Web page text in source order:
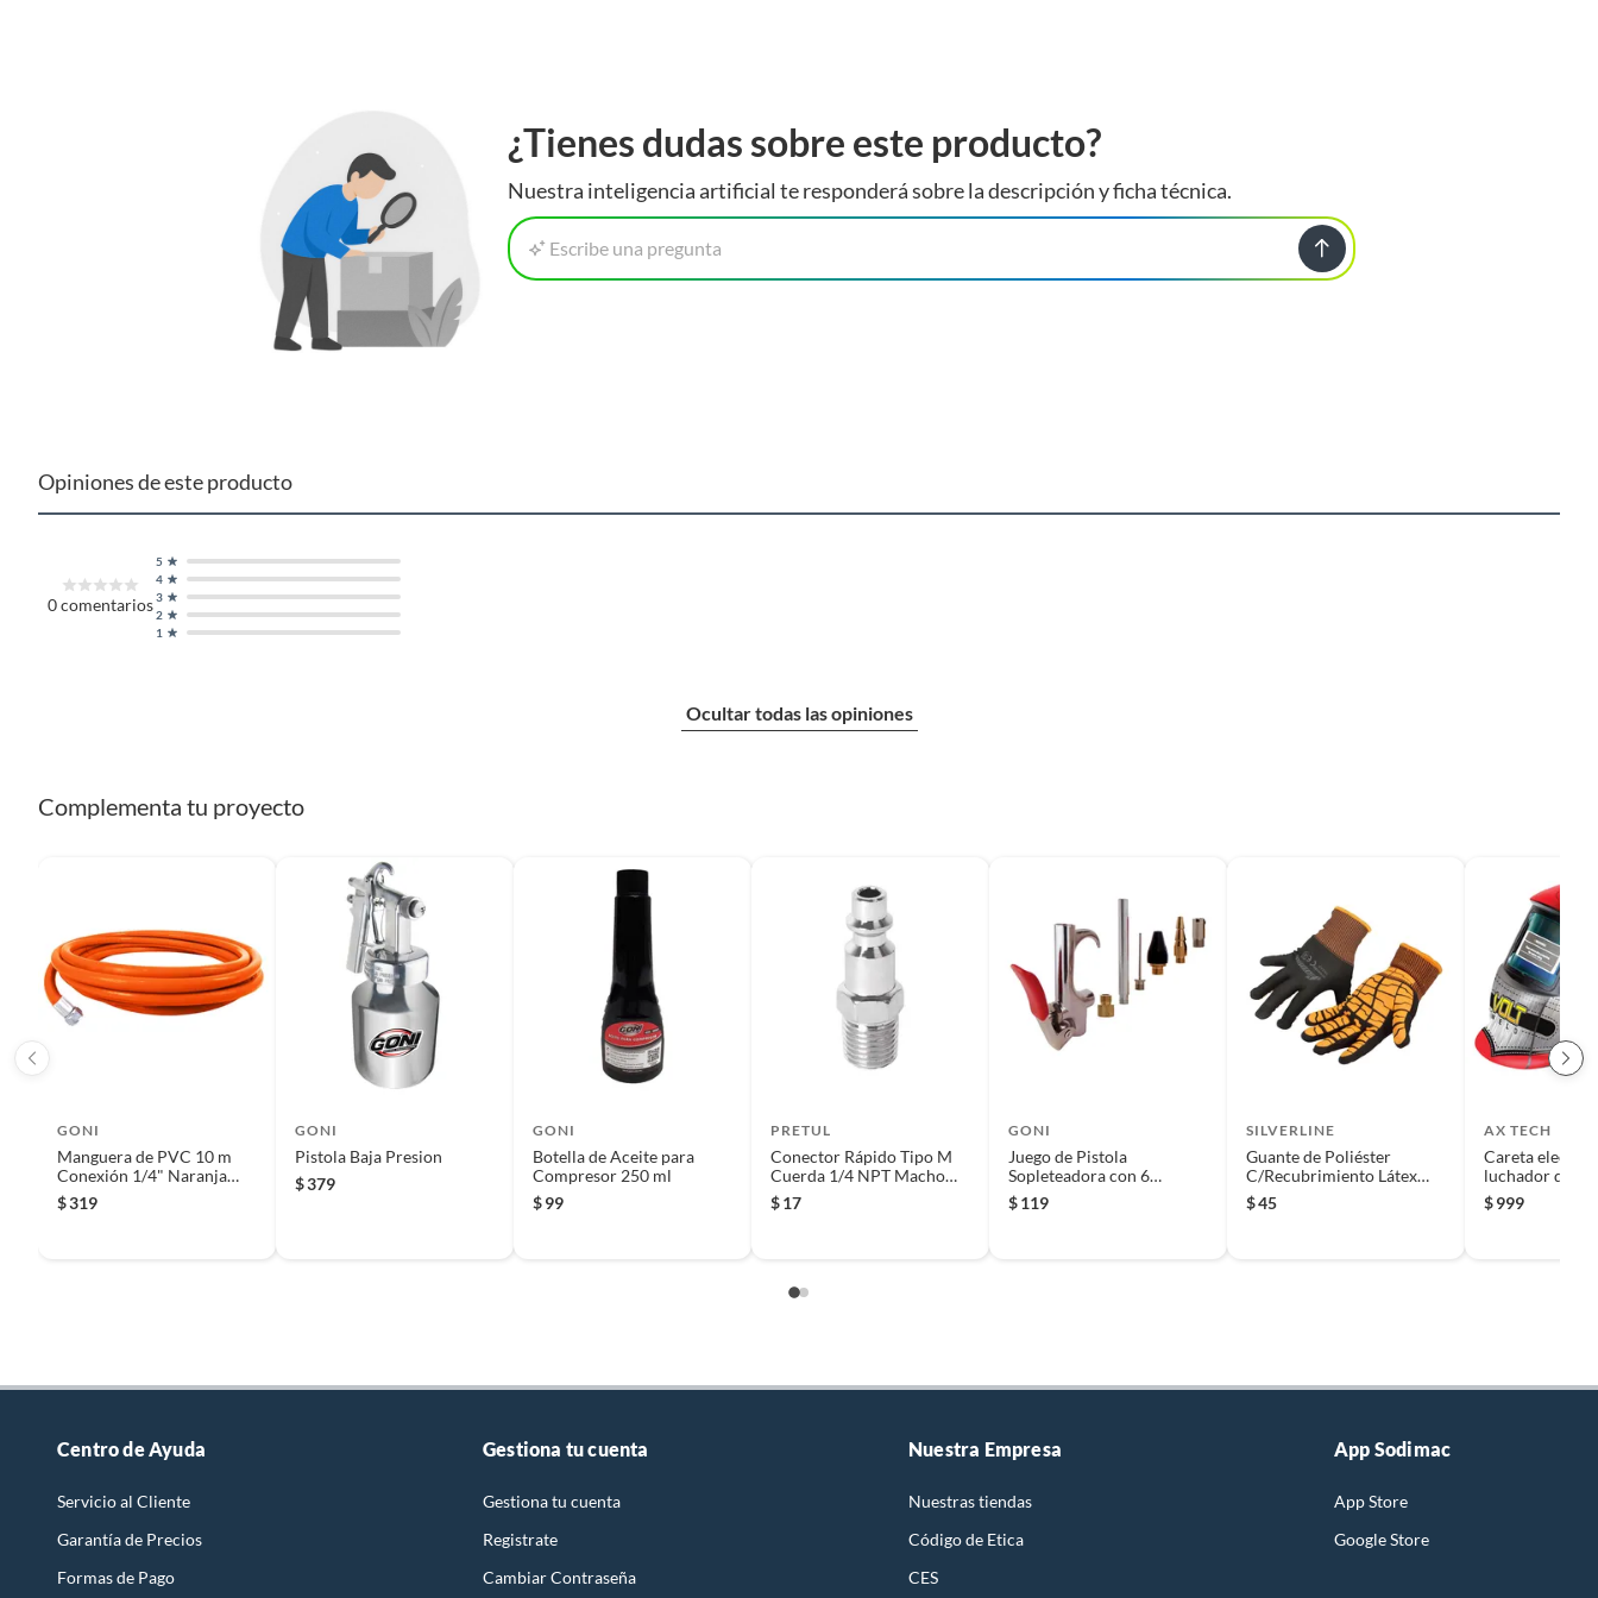
Profesional
¿Tienes dudas sobre este producto?
Nuestra inteligencia artificial te responderá sobre la descripción y ficha técnica.
Escribe una pregunta
Opiniones de este producto
0comentarios
1
2
3
4
5
Ocultar todas las opiniones
Complementa tu proyecto
GONI
Manguera de PVC 10 m
Conexión 1/4" Naranja
(300Psi)
$319
GONI
Pistola Baja Presion
$379
GONI
Botella de Aceite para
Compresor 250 ml
$99
PRETUL
Conector Rápido Tipo M
Cuerda 1/4 NPT Macho
Pretul
$17
GONI
Juego de Pistola
Sopleteadora con 6
Boquillas
$119
SILVERLINE
Guante de Poliéster
C/Recubrimiento Látex
Naranja
$45
AX TECH
Careta
luchador de
variable
$999
Centro de Ayuda
Servicio al Cliente
Garantía de Precios
Formas de Pago
Gestiona tu cuenta
Gestiona tu cuenta
Registrate
Cambiar Contraseña
Nuestra Empresa
Nuestras tiendas
Código de Etica
CES
App Sodimac
App Store
Google Store